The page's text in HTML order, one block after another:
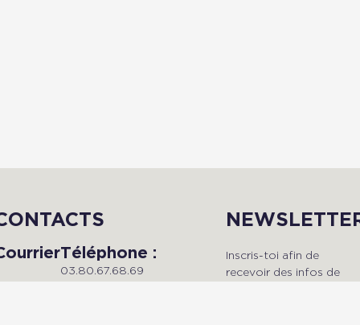
Téléphone :
03.80.67.68.69
Inscris-toi afin de
recevoir des infos de